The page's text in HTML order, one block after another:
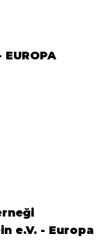
EUROPA
e.V. - Europa